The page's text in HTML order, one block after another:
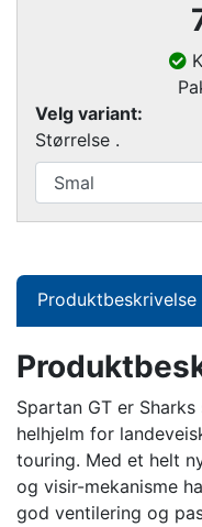
Velg variant:
Størrelse .
Produktbeskrivelse
Spartan GT er
helhjelm for
touring. Med et helt
og visir-mekanisme
god ventilering og